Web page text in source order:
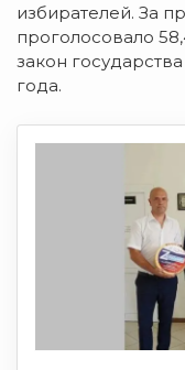
избирателей. За
проголосовало
закон
года.